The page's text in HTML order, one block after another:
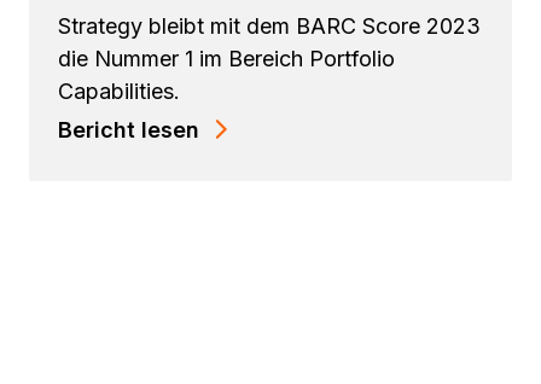
Strategy bleibt mit dem BARC Score 2023
die Nummer 1 im Bereich Portfolio
Capabilities.
Bericht lesen